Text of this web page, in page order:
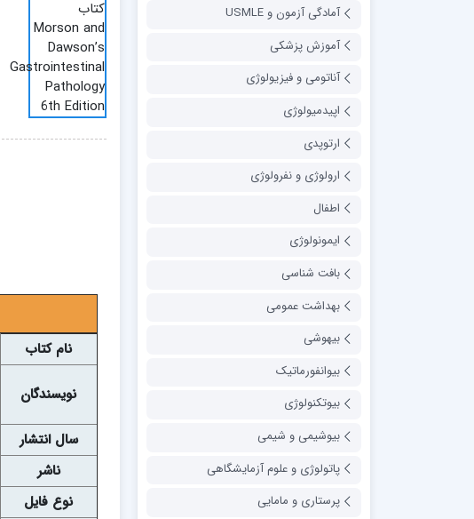
نام کتاب
نويسندگان
سال انتشار
ناشر
نوع فايل
آمادگی آزمون و USMLE
آموزش پزشکی
آناتومی و فیزیولوژی
اپیدمیولوژی
ارتوپدی
ارولوژی و نفرولوژی
اطفال
ایمونولوژی
بافت شناسی
بهداشت عمومی
بیهوشی
بیوانفورماتیک
بیوتکنولوژی
بیوشیمی و شیمی
پاتولوژی و علوم آزمایشگاهی
پرستاری و مامایی